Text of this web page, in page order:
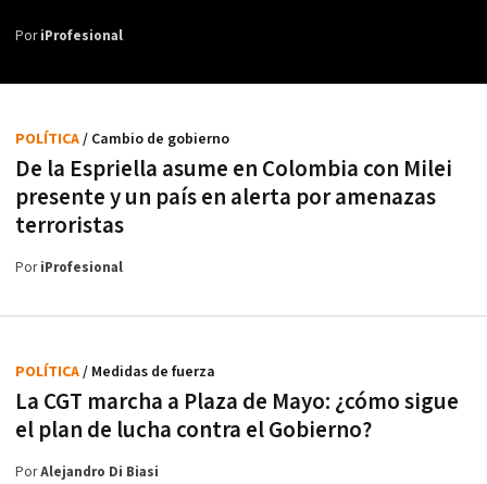
PoriProfesional
De la Espriella asume en Colombia con Milei
presente y un país en alerta por amenazas
terroristas
POLÍTICA/ Cambio de gobierno
PoriProfesional
La CGT marcha a Plaza de Mayo: ¿cómo sigue
el plan de lucha contra el Gobierno?
POLÍTICA/ Medidas de fuerza
PorAlejandro Di Biasi